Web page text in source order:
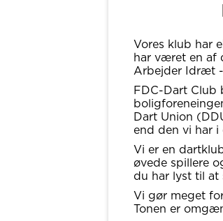
Vores klub har
har været en af
Arbejder Idræt
FDC-Dart Club
Dart Union
end den vi har i
Vi er en
øvede spillere
du har lyst til at
Vi gør meget
Tonen er